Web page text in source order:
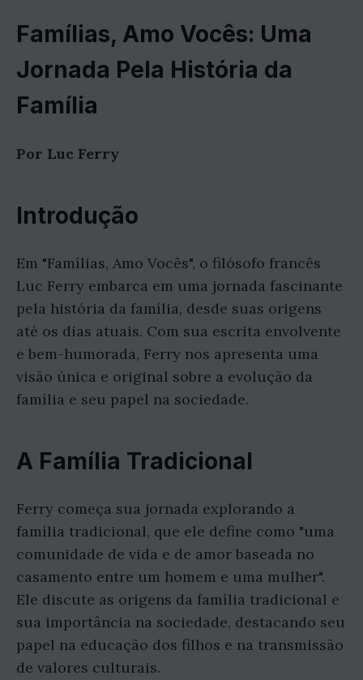
Famílias, Amo Vocês: Uma
Jornada Pela História da
Família
Por Luc Ferry
Introdução
Em "Famílias, Amo Vocês", o filósofo francês
Luc Ferry embarca em uma jornada fascinante
pela história da família, desde suas origens
até os dias atuais. Com sua escrita envolvente
e bem-humorada, Ferry nos apresenta uma
visão única e original sobre a evolução da
família e seu papel na sociedade.
A Família Tradicional
Ferry começa sua jornada explorando a
família tradicional, que ele define como "uma
comunidade de vida e de amor baseada no
casamento entre um homem e uma mulher".
Ele discute as origens da família tradicional e
sua importância na sociedade, destacando seu
papel na educação dos filhos e na transmissão
de valores culturais.